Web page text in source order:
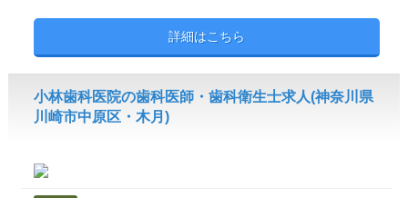
詳細はこちら
小林歯科医院の歯科医師・歯科衛生士求人(神奈川県
川崎市中原区・木月)